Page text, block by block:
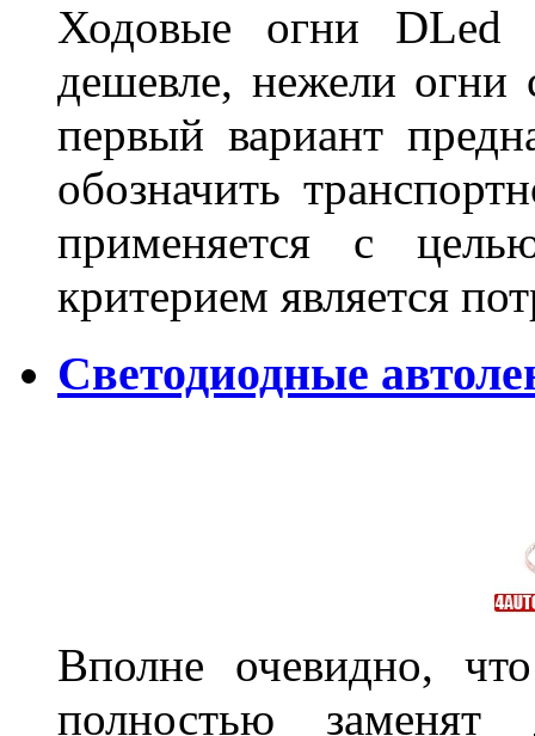
Ходовые огни DLed
дешевле, нежели огни
первый вариант
обозначить
применяется с
критерием является
Светодиодные
Вполне очевидно,
полностью